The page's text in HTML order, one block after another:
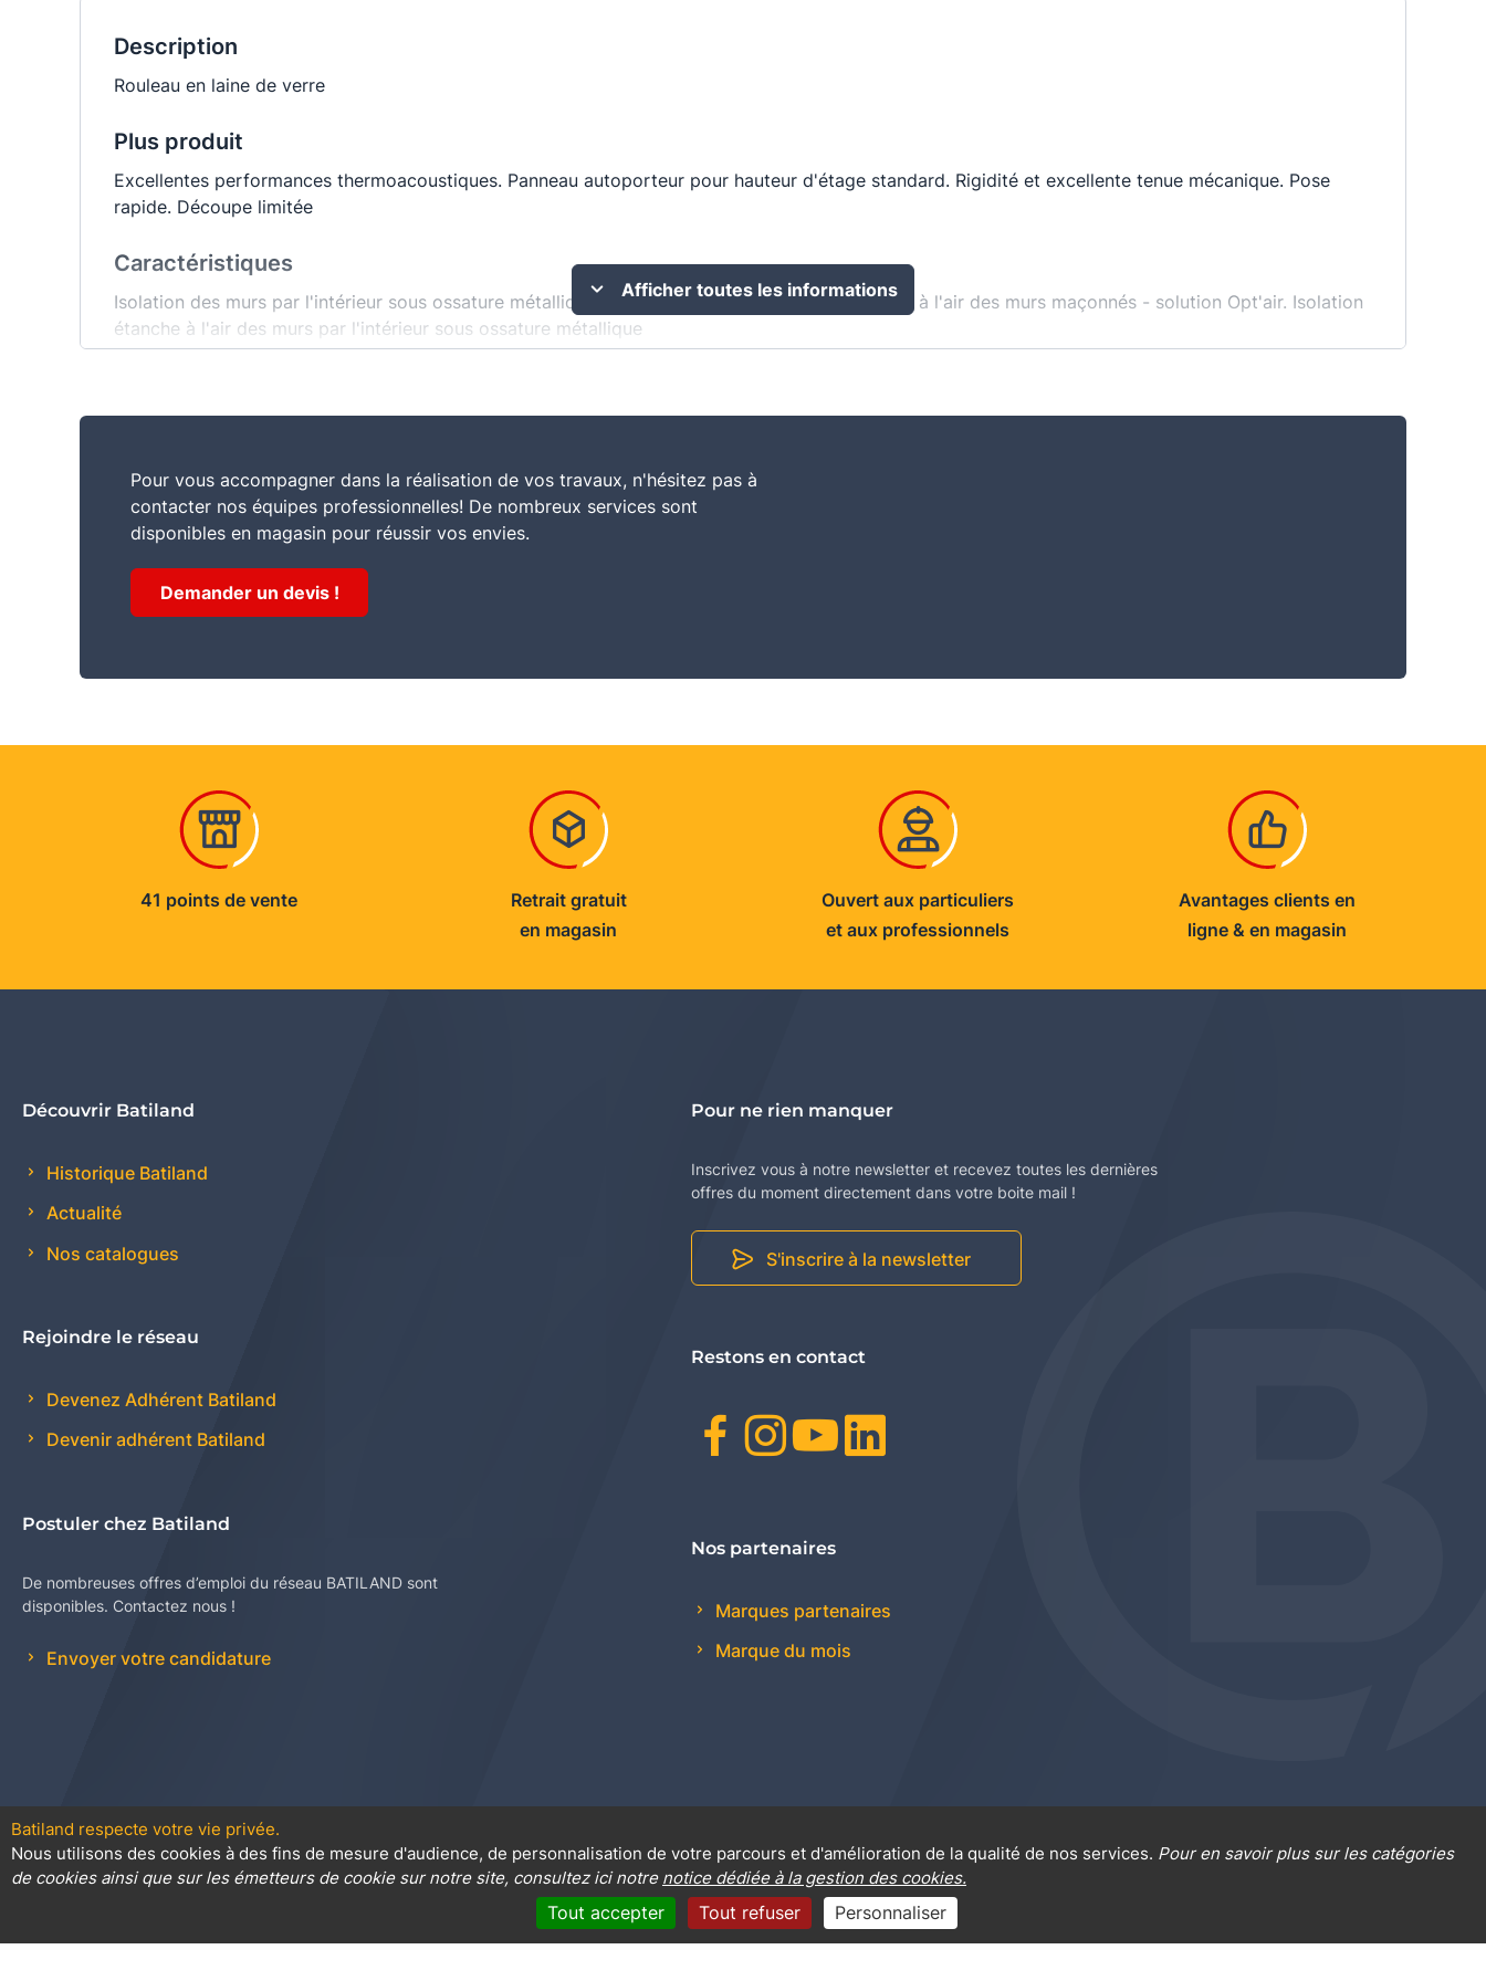
Description
Rouleau en laine de verre
Plus produit
Excellentes performances thermoacoustiques. Panneau autoporteur pour hauteur d'étage standard. Rigidité et excellente tenue mécanique. Pose
rapide. Découpe limitée
Caractéristiques
Isolation des murs par l'intérieur sous ossature métallique. Isolation thermo-acoustique étanche à l'air des murs maçonnés - solution Opt'air. Isolation
étanche à l'air des murs par l'intérieur sous ossature métallique
Afficher toutes les informations
Pour vous accompagner dans la réalisation de vos travaux, n'hésitez pas à
contacter nos équipes professionnelles! De nombreux services sont
disponibles en magasin pour réussir vos envies.
Demander un devis !
41 points de vente
Retrait gratuit
en magasin
Ouvert aux particuliers
et aux professionnels
Avantages clients en
ligne & en magasin
Découvrir Batiland
Historique Batiland
Actualité
Nos catalogues
Rejoindre le réseau
Devenez Adhérent Batiland
Devenir adhérent Batiland
Postuler chez Batiland
De nombreuses offres d’emploi du réseau BATILAND sont
disponibles. Contactez nous !
Envoyer votre candidature
Pour ne rien manquer
Inscrivez vous à notre newsletter et recevez toutes les dernières
offres du moment directement dans votre boite mail !
S'inscrire à la newsletter
Restons en contact
Facebook
Instagram
Youtube
Nos partenaires
Marques partenaires
Marque du mois
Contact Plan du site Conditions générales de vente Promotions Règlement général sur la protection des données Cookies
Mentions légales
Batiland respecte votre vie privée.
Nous utilisons des cookies à des fins de mesure d'audience, de personnalisation de votre parcours et d'amélioration de la qualité de nos services. Pour en savoir plus sur les catégories
de cookies ainsi que sur les émetteurs de cookie sur notre site, consultez ici notre notice dédiée à la gestion des cookies.
Tout accepter Tout refuser Personnaliser